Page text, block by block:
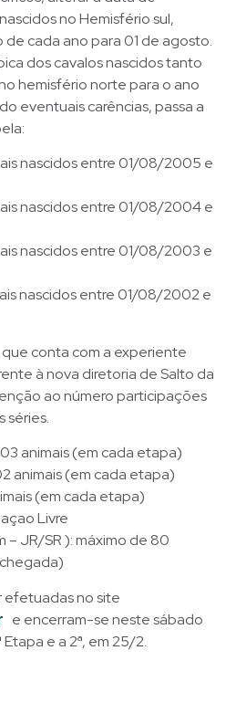
no Hemisfério sul,
de cada ano para 01 de agosto.
dos cavalos nascidos tanto
hemisfério norte para o ano
eventuais carências, passa a
nascidos entre 01/08/2005 e
nascidos entre 01/08/2004 e
nascidos entre 01/08/2003 e
nascidos entre 01/08/2002 e
conta com a experiente
à nova diretoria de Salto da
ao número participações
séries.
animais (em cada etapa)
animais (em cada etapa)
(em cada etapa)
Livre
– JR/SR ): máximo de 80
efetuadas no site
e encerram-se neste sábado
e a 2ª, em 25/2.